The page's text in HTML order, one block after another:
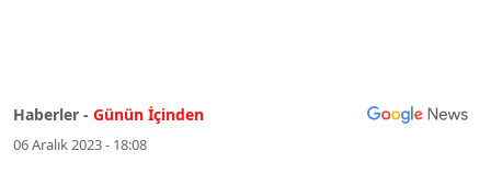
Haberler - Günün İçinden
06 Aralık 2023 - 18:08